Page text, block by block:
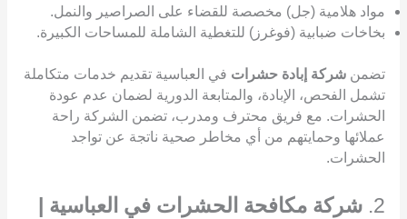
مواد هلامية (جل) مخصصة للقضاء على الصراصير والنمل.
بخاخات ضبابية (فوغرز) للتغطية الشاملة للمساحات الكبيرة.
تضمن شركة إبادة حشرات في العباسية تقديم خدمات متكاملة
تشمل الفحص، الإبادة، والمتابعة الدورية لضمان عدم عودة
الحشرات. مع فريق محترف ومدرب، تضمن الشركة راحة
عملائها وحمايتهم من أي مخاطر صحية ناتجة عن تواجد
الحشرات.
2. شركة مكافحة الحشرات في العباسية |